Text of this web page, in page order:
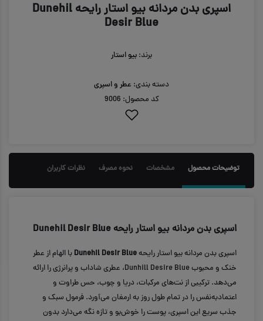
اسپری بدن مردانه بیو استار رایحه Dunehil
Desir Blue
برند: بیو استار
دسته بندی: عطر و اسپری
کد محصول: 9006
توضیحات محصول مشخصات نحوه مصرف نظرات کاربران
اسپری بدن مردانه بیو استار رایحه Dunehil Desir Blue
اسپری بدن مردانه بیو استار رایحهDunehil Desir Blue با الهام از عطر
خنک و محبوب Dunhill Desire Blue، عطری شاداب و پرانرژی را ارائه
می‌دهد. ترکیبی از نت‌های مرکبات، دریا و چوب، حس طراوت و
اعتمادبه‌نفس را در تمام طول روز به ارمغان می‌آورد. فرمول سبک و
جذب سریع این اسپری، پوست را خوش‌بو و تازه نگه می‌دارد بدون